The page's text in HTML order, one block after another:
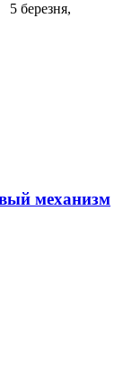
5 березня,
механизм